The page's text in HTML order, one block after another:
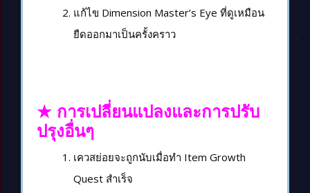
แก้ไข Dimension Master’s Eye ที่ดูเหมือน
ยืดออกมาเป็นครั้งคราว
★ การเปลี่ยนแปลงและการปรับ
ปรุงอื่นๆ
เควสย่อยจะถูกนับเมื่อทำ Item Growth
Quest สำเร็จ